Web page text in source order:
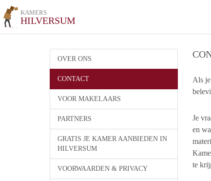
KAMERS
HILVERSUM
OVER ONS
CONTACT
VOOR MAKELAARS
PARTNERS
GRATIS JE KAMER AANBIEDEN IN
HILVERSUM
VOORWAARDEN & PRIVACY
Als
Je
en
te